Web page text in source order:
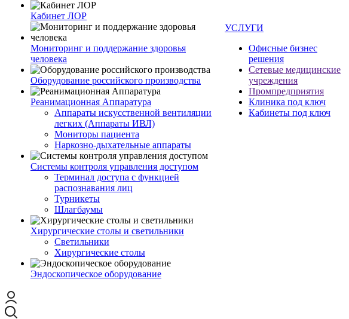
Кабинет ЛОР
Мониторинг и поддержание здоровья
человека
Оборудование российского производства
Реанимационная Аппаратура
Аппараты искусственной вентиляции
легких (Аппараты ИВЛ)
Мониторы пациента
Наркозно-дыхательные аппараты
Системы контроля управления доступом
Терминал доступа с функцией
распознавания лиц
Турникеты
Шлагбаумы
Хирургические столы и светильники
Светильники
Хирургические столы
Эндоскопическое оборудование
УСЛУГИ
Офисные бизнес
решения
Сетевые медицинские
учреждения
Промпредприятия
Клиника под ключ
Кабинеты под ключ